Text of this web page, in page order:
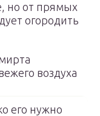
но от прямых
огородить
воздуха
его нужно